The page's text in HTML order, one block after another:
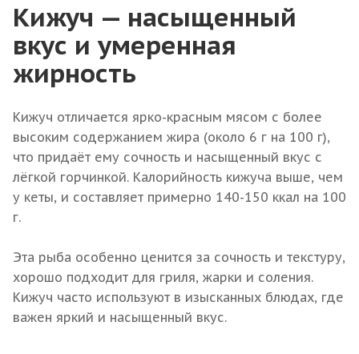
Кижуч — насыщенный
вкус и умеренная
жирность
Кижуч отличается ярко-красным мясом с более
высоким содержанием жира (около 6 г на 100 г),
что придаёт ему сочность и насыщенный вкус с
лёгкой горчинкой. Калорийность кижуча выше, чем
у кеты, и составляет примерно 140-150 ккал на 100
г.
Эта рыба особенно ценится за сочность и текстуру,
хорошо подходит для гриля, жарки и соления.
Кижуч часто используют в изысканных блюдах, где
важен яркий и насыщенный вкус.